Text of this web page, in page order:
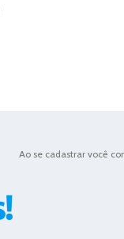
Ao se cadastrar você